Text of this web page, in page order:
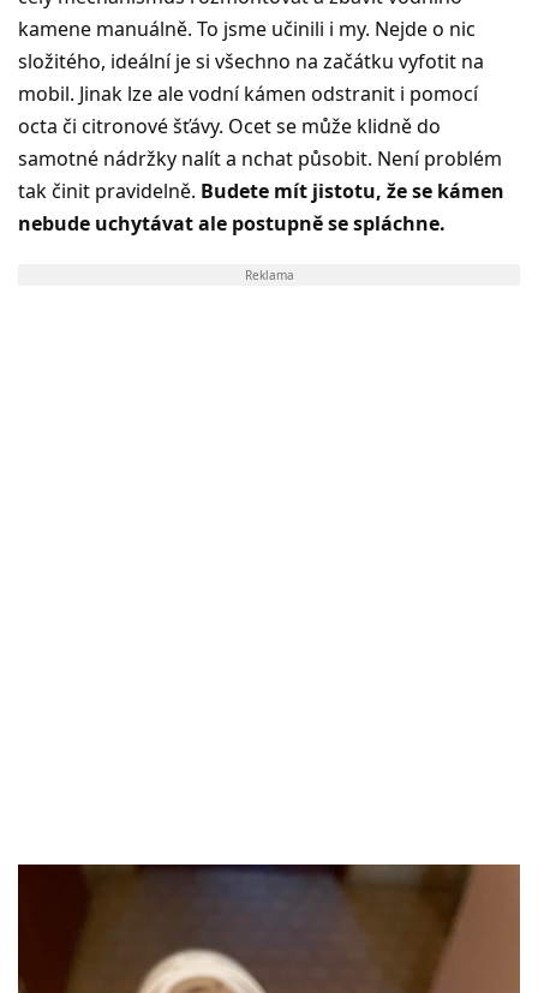
kamene manuálně. To jsme učinili i my. Nejde o nic
složitého, ideální je si všechno na začátku vyfotit na
mobil. Jinak lze ale vodní kámen odstranit i pomocí
octa či citronové šťávy. Ocet se může klidně do
samotné nádržky nalít a nchat působit. Není problém
tak činit pravidelně. Budete mít jistotu, že se kámen
nebude uchytávat ale postupně se spláchne.
Reklama